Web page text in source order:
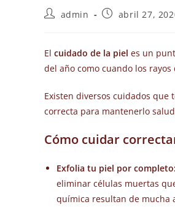
admin abril 27,
El cuidado de la piel es un
del año como cuando los
Existen diversos cuidados
correcta para mantenerlo
Cómo cuidar
Exfolia tu piel por completo:
eliminar células muertas
química resultan de mucha